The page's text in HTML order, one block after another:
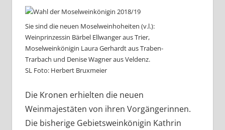
Sie sind die neuen Moselweinhoheiten (v.l.):
Weinprinzessin Bärbel Ellwanger aus Trier,
Moselweinkönigin Laura Gerhardt aus Traben-
Trarbach und Denise Wagner aus Veldenz.
SL Foto: Herbert Bruxmeier
Die Kronen erhielten die neuen
Weinmajestäten von ihren Vorgängerinnen.
Die bisherige Gebietsweinkönigin Kathrin